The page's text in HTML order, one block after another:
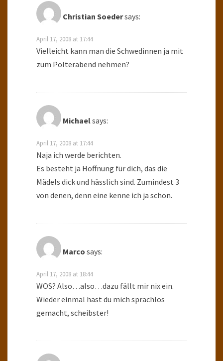
Christian Soedersays:
April 17, 2008 at 17:44
Vielleicht kann man die Schwedinnen ja mit
zum Polterabend nehmen?
Michaelsays:
April 17, 2008 at 17:44
Naja ich werde berichten.
Es besteht ja Hoffnung für dich, das die
Mädels dick und hässlich sind. Zumindest 3
von denen, denn eine kenne ich ja schon.
Marco says:
April 17, 2008 at 18:44
WOS? Also…also…dazu fällt mir nix ein.
Wieder einmal hast du mich sprachlos
gemacht, scheibster!